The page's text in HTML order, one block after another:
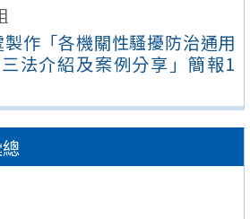
作「各機關性騷擾防治通用
法介紹及案例分享」簡報1